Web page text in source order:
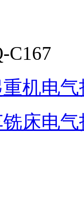
C167
机电
床电